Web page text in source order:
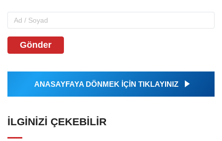
Gönder
ANASAYFAYA DÖNMEK İÇİN TIKLAYINIZ
İLGINIZI ÇEKEBILIR